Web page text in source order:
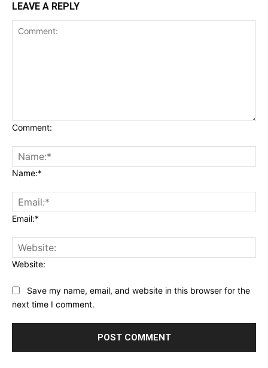
LEAVE A REPLY
Comment:
Name:*
Email:*
Website:
Save my name, email, and website in this browser for the
next time I comment.